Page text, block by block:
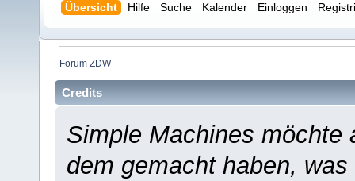
Übersicht Hilfe Suche Kalender Einloggen
Forum ZDW
Credits
Simple Machines möchte
dem gemacht haben,